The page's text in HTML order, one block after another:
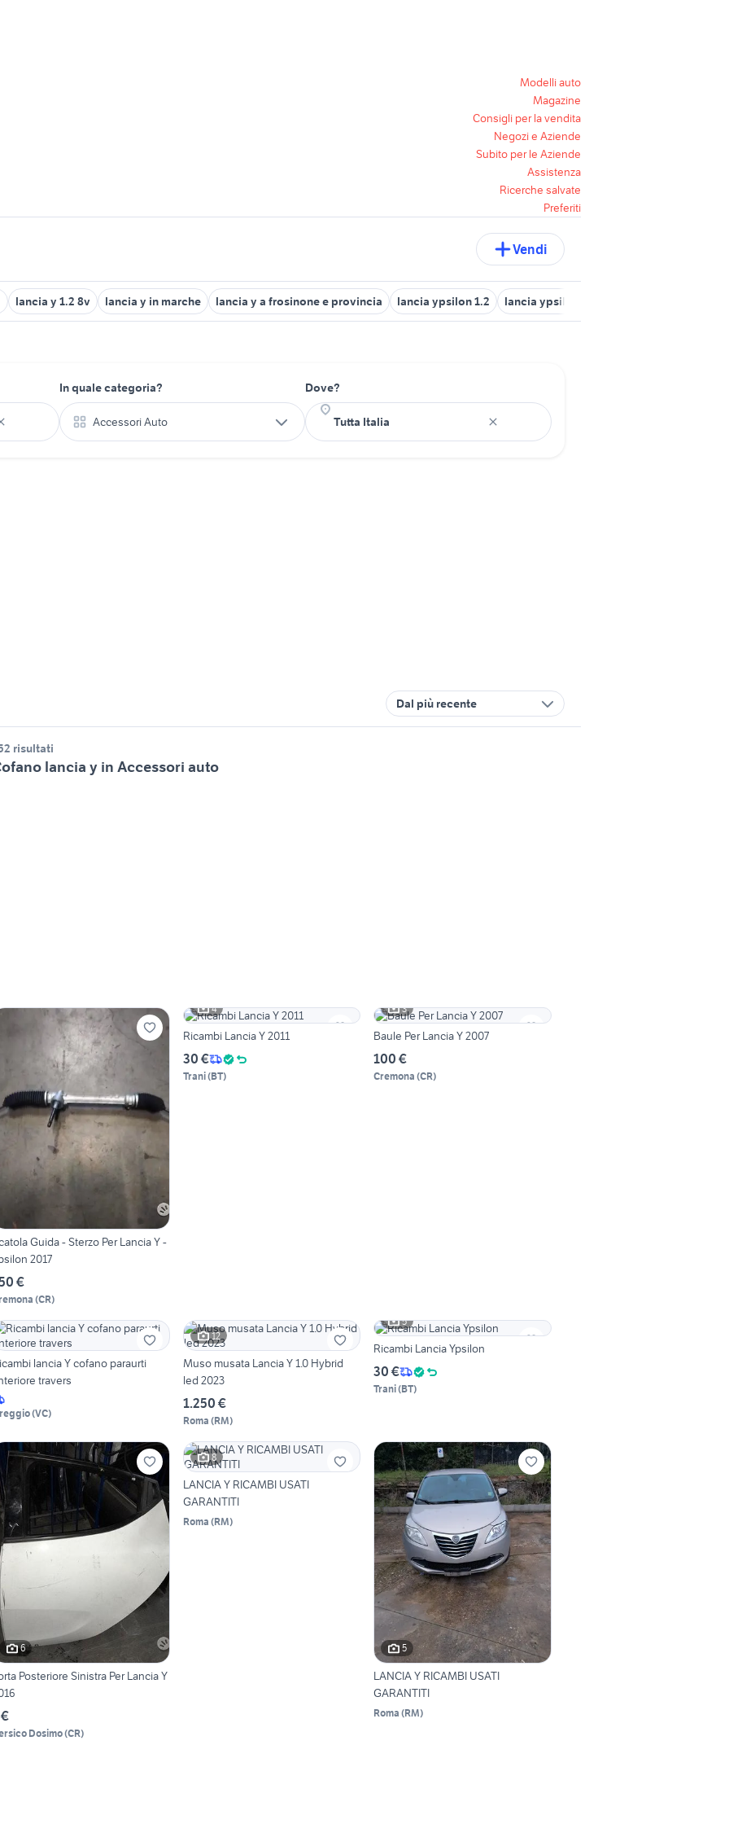
Modelli auto
Magazine
Consigli per la vendita
Negozi e Aziende
Subito per le Aziende
Assistenza
Ricerche salvate
Preferiti
Vendi
lancia y 1.2 8v lancia y in marche lancia y a frosinone e provincia lancia ypsilon 1.2 lancia ypsilon Toscana
In quale categoria?
Accessori Auto
Dove?
Dal più recente
risultati
lancia y in Accessori auto
Guida - Sterzo Per Lancia Y -
2017
€
(CR)
4
Ricambi Lancia Y 2011
30 €
Trani(BT)
3
Baule Per Lancia Y 2007
100 €
Cremona (CR)
lancia Y cofano paraurti
travers
(VC)
12
Muso musata Lancia Y 1.0 Hybrid
led 2023
1.250 €
Roma (RM)
5
Ricambi Lancia Ypsilon
30 €
Trani(BT)
6
Posteriore Sinistra Per Lancia Y
Dosimo(CR)
8
LANCIA Y RICAMBI USATI
GARANTITI
Roma (RM)
5
LANCIA Y RICAMBI USATI
GARANTITI
Roma (RM)